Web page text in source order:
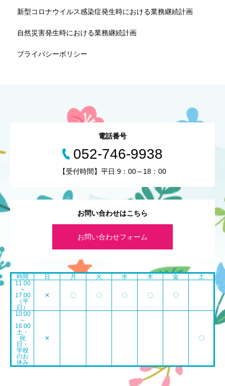
新型コロナウイルス感染症発生時における業務継続計画
自然災害発生時における業務継続計画
プライバシーポリシー
お問い合わせはこちら
お問い合わせフォーム
電話番号
052-746-9938
【受付時間】平日 9：00～18：00
時間 日 月 火 水 木 金
土
11:00
～
17:00
（平
日）
✕ 〇 〇 〇 〇 〇
10:00
～
16:00
土・
祝
日・
学校
のお
休み
✕ 〇